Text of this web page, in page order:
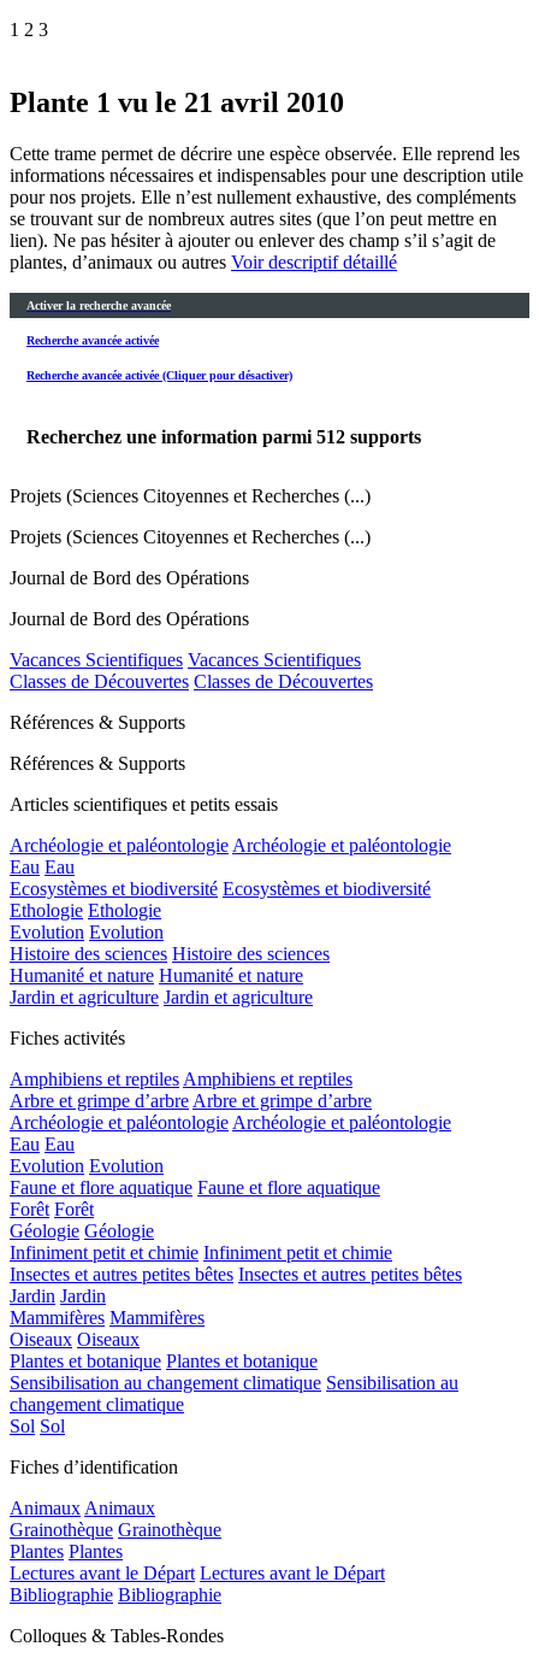
1 2 3
Plante 1 vu le 21 avril 2010
Cette trame permet de décrire une espèce observée. Elle reprend les
informations nécessaires et indispensables pour une description utile
pour nos projets. Elle n’est nullement exhaustive, des compléments
se trouvant sur de nombreux autres sites (que l’on peut mettre en
lien). Ne pas hésiter à ajouter ou enlever des champ s’il s’agit de
plantes, d’animaux ou autres Voir descriptif détaillé
Activer la recherche avancée
Recherche avancée activée
Recherche avancée activée (Cliquer pour désactiver)
Recherchez une information parmi 512 supports
Projets (Sciences Citoyennes et Recherches (...)
Projets (Sciences Citoyennes et Recherches (...)
Journal de Bord des Opérations
Journal de Bord des Opérations
Vacances Scientifiques Vacances Scientifiques
Classes de Découvertes Classes de Découvertes
Références & Supports
Références & Supports
Articles scientifiques et petits essais
Archéologie et paléontologie Archéologie et paléontologie
Eau Eau
Ecosystèmes et biodiversité Ecosystèmes et biodiversité
Ethologie Ethologie
Evolution Evolution
Histoire des sciences Histoire des sciences
Humanité et nature Humanité et nature
Jardin et agriculture Jardin et agriculture
Fiches activités
Amphibiens et reptiles Amphibiens et reptiles
Arbre et grimpe d’arbre Arbre et grimpe d’arbre
Archéologie et paléontologie Archéologie et paléontologie
Eau Eau
Evolution Evolution
Faune et flore aquatique Faune et flore aquatique
Forêt Forêt
Géologie Géologie
Infiniment petit et chimie Infiniment petit et chimie
Insectes et autres petites bêtes Insectes et autres petites bêtes
Jardin Jardin
Mammifères Mammifères
Oiseaux Oiseaux
Plantes et botanique Plantes et botanique
Sensibilisation au changement climatique Sensibilisation au
changement climatique
Sol Sol
Fiches d’identification
Animaux Animaux
Grainothèque Grainothèque
Plantes Plantes
Lectures avant le Départ Lectures avant le Départ
Bibliographie Bibliographie
Colloques & Tables-Rondes